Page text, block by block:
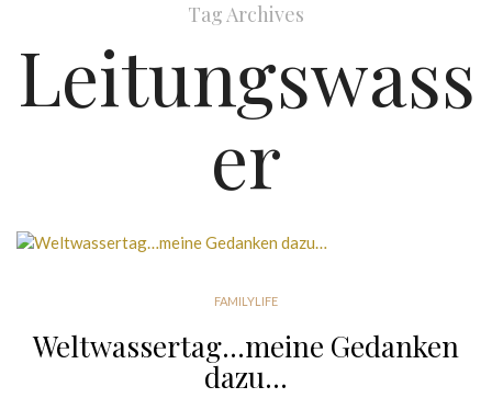
Tag Archives
Leitungswass
er
FAMILYLIFE
Weltwassertag…meine Gedanken
dazu…